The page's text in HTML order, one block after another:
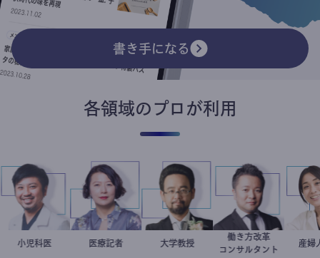
書き手になる
各領域のプロが利用
今西洋介
小児科医 岩永直子
医療記者 金谷一朗
大学教授 新田龍
働き方改革
コンサルタント